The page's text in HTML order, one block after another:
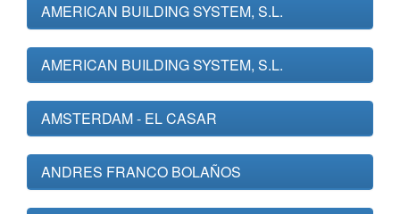
AMERICAN BUILDING SYSTEM, S.L.
AMERICAN BUILDING SYSTEM, S.L.
AMSTERDAM - EL CASAR
ANDRES FRANCO BOLAÑOS